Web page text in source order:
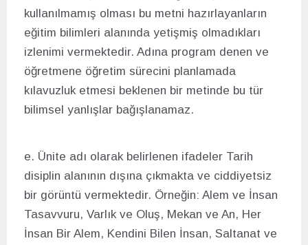
kullanılmamış olması bu metni hazırlayanların
eğitim bilimleri alanında yetişmiş olmadıkları
izlenimi vermektedir. Adına program denen ve
öğretmene öğretim sürecini planlamada
kılavuzluk etmesi beklenen bir metinde bu tür
bilimsel yanlışlar bağışlanamaz.
e. Ünite adı olarak belirlenen ifadeler Tarih
disiplin alanının dışına çıkmakta ve ciddiyetsiz
bir görüntü vermektedir. Örneğin: Alem ve İnsan
Tasavvuru, Varlık ve Oluş, Mekan ve An, Her
İnsan Bir Alem, Kendini Bilen İnsan, Saltanat ve